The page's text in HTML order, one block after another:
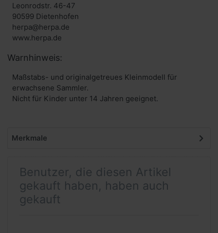
Leonrodstr. 46-47
90599 Dietenhofen
herpa@herpa.de
www.herpa.de
Warnhinweis:
Maßstabs- und originalgetreues Kleinmodell für
erwachsene Sammler.
Nicht für Kinder unter 14 Jahren geeignet.
Merkmale
Benutzer, die diesen Artikel
gekauft haben, haben auch
gekauft